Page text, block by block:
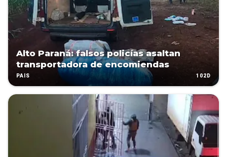
Alto Paraná: falsos policías asaltan
transportadora de encomiendas
PAÍS 102D